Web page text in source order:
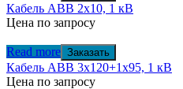
Кабель АВВ 2х10, 1 кВ
Цена по запросу
Read more Заказать
Кабель АВВ 3х120+1х95, 1 кВ
Цена по запросу